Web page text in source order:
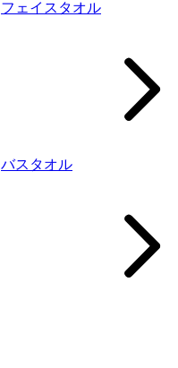
フェイスタオル
バスタオル